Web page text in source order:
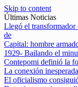
Skip to content
Últimas Noticias
Llegó el transformador
de
Capital: hombre
1929- Bailando el
Contepomi definió la
La conexión
El oficialismo